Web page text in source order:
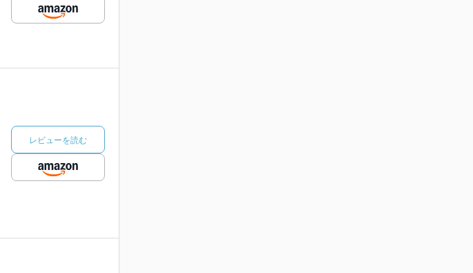
レビューを読む